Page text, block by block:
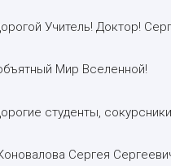
Учитель! Доктор!
Мир Вселенной!
студенты,
Сергея